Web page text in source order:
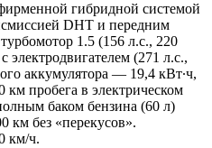
гибридной системой
DHT и передним
1.5 (156 л.с., 220
электродвигателем (271 л.с.,
аккумулятора — 19,4 кВт∙ч,
км пробега в электрическом
баком бензина (60 л)
км без «перекусов».
км/ч.